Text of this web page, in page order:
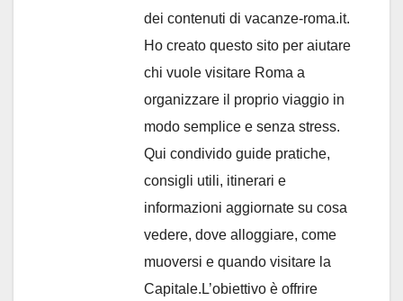
dei contenuti di vacanze-roma.it.
Ho creato questo sito per aiutare
chi vuole visitare Roma a
organizzare il proprio viaggio in
modo semplice e senza stress.
Qui condivido guide pratiche,
consigli utili, itinerari e
informazioni aggiornate su cosa
vedere, dove alloggiare, come
muoversi e quando visitare la
Capitale.L’obiettivo è offrire